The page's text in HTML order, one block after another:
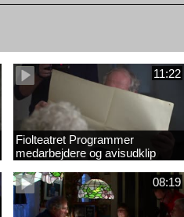
11:22
Fiolteatret Programmer
medarbejdere og avisudklip
08:19